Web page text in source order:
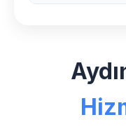
veriyoruz.
teknolojiler ve